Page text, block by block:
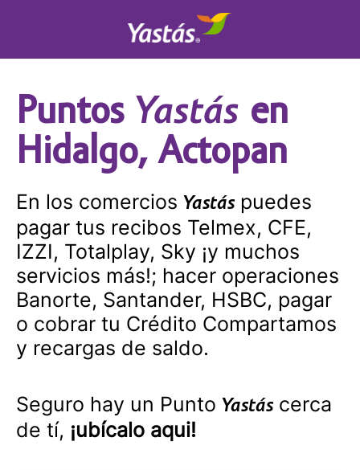
Puntos Yastás en
Hidalgo, Actopan
En los comercios Yastás puedes
pagar tus recibos Telmex, CFE,
IZZI, Totalplay, Sky ¡y muchos
servicios más!; hacer operaciones
Banorte, Santander, HSBC, pagar
o cobrar tu Crédito Compartamos
y recargas de saldo.
Seguro hay un Punto Yastás cerca
de tí, ¡ubícalo aqui!